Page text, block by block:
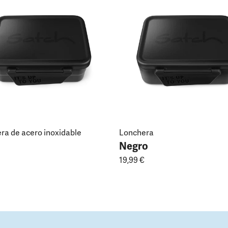
de acero inoxidable Lonchera
Negro
19,99 €